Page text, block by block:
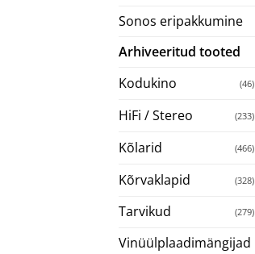
Sonos eripakkumine
Arhiveeritud tooted
Kodukino (46)
HiFi / Stereo (233)
Kõlarid (466)
Kõrvaklapid (328)
Tarvikud (279)
Vinüülplaadimängijad